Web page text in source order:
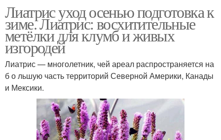
Лиатрис уход осенью подготовка к
зиме. Лиатрис: восхитительные
метёлки для клумб и живых
изгородей
Лиатрис — многолетник, чей ареал распространяется на
б о льшую часть территорий Северной Америки, Канады
и Мексики.